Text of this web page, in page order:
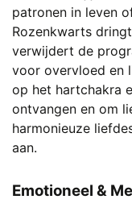
patronen in leven
Rozenkwarts
verwijdert de
voor overvloed en
op het hartchakra
ontvangen en om
harmonieuze
aan.
Emotioneel &